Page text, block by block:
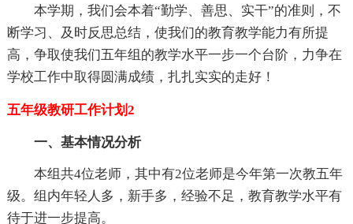
本学期，我们会本着“勤学、善思、实干”的准则，不
断学习、及时反思总结，使我们的教育教学能力有所提
高，争取使我们五年组的教学水平一步一个台阶，力争在
学校工作中取得圆满成绩，扎扎实实的走好！
五年级教研工作计划2
一、基本情况分析
本组共4位老师，其中有2位老师是今年第一次教五年
级。组内年轻人多，新手多，经验不足，教育教学水平有
待于进一步提高。